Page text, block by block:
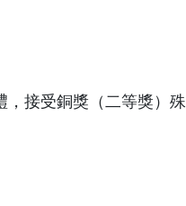
，接受銅獎（二等獎）殊